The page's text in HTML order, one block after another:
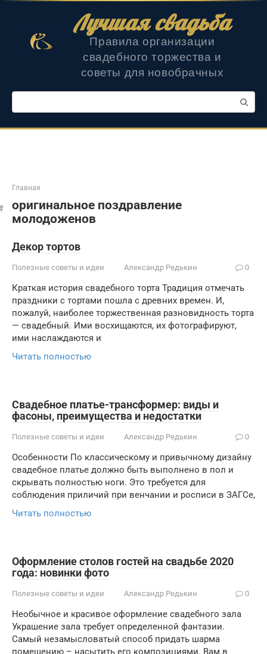
Лучшая свадьба
Правила организации
свадебного торжества и
советы для новобрачных
Поиск:
Главная
оригинальное поздравление
молодоженов
Декор тортов
Полезные советы и идеи Александр Редькин 0
Краткая история свадебного торта Традиция отмечать
праздники с тортами пошла с древних времен. И,
пожалуй, наиболее торжественная разновидность торта
— свадебный. Ими восхищаются, их фотографируют,
ими наслаждаются и
Читать полностью
Свадебное платье-трансформер: виды и
фасоны, преимущества и недостатки
Полезные советы и идеи Александр Редькин 0
Особенности По классическому и привычному дизайну
свадебное платье должно быть выполнено в пол и
скрывать полностью ноги. Это требуется для
соблюдения приличий при венчании и росписи в ЗАГСе,
Читать полностью
Оформление столов гостей на свадьбе 2020
года: новинки фото
Полезные советы и идеи Александр Редькин 0
Необычное и красивое оформление свадебного зала
Украшение зала требует определенной фантазии.
Самый незамысловатый способ придать шарма
помещению – насытить его композициями. Вам в